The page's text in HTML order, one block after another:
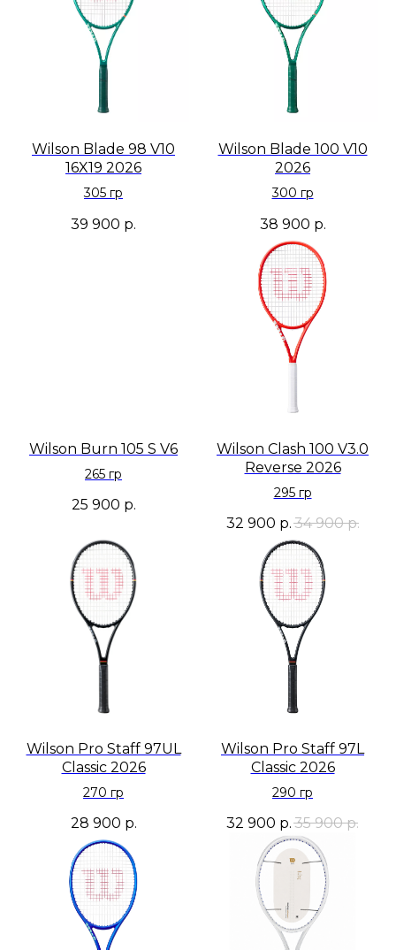
Wilson Blade 98 V10
16X19 2026
305 гр
39 900 р.
Wilson Blade 100 V10
2026
300 гр
38 900 р.
Wilson Burn 105 S V6
265 гр
25 900 р.
Wilson Clash 100 V3.0
Reverse 2026
295 гр
32 900 р.34 900 р.
Wilson Pro Staff 97UL
Classic 2026
270 гр
28 900 р.
Wilson Pro Staff 97L
Classic 2026
290 гр
32 900 р. 35 900 р.